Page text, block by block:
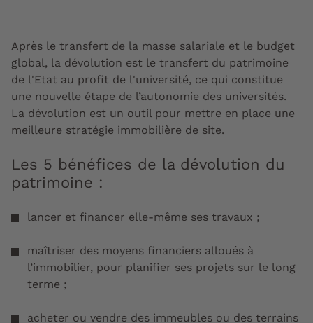
Après le transfert de la masse salariale et le budget
global, la dévolution est le transfert du patrimoine
de l'Etat au profit de l'université, ce qui constitue
une nouvelle étape de l’autonomie des universités.
La dévolution est un outil pour mettre en place une
meilleure stratégie immobilière de site.
Les 5 bénéfices de la dévolution du
patrimoine :
lancer et financer elle-même ses travaux ;
maîtriser des moyens financiers alloués à
l’immobilier, pour planifier ses projets sur le long
terme ;
acheter ou vendre des immeubles ou des terrains